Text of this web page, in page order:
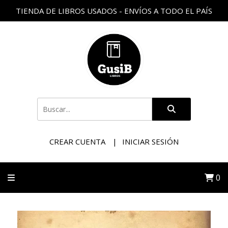
TIENDA DE LIBROS USADOS - ENVÍOS A TODO EL PAÍS
CREAR CUENTA INICIAR SESIÓN
0